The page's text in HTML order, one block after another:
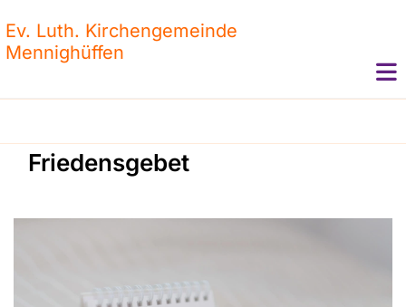
Ev. Luth. Kirchengemeinde
Mennighüffen
Friedensgebet